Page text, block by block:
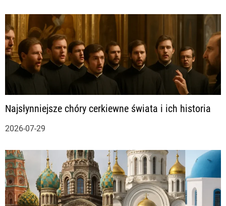
Najsłynniejsze chóry cerkiewne świata i ich historia
2026-07-29